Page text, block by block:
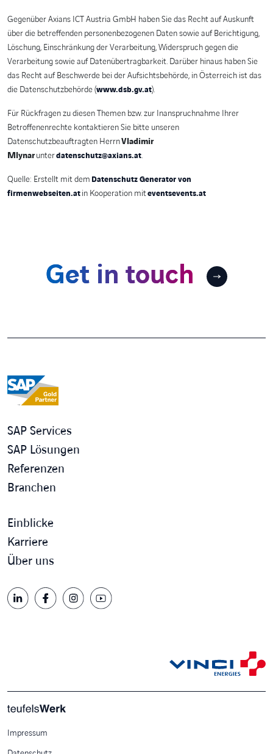
Gegenüber Axians ICT Austria GmbH haben Sie das Recht auf Auskunft
über die betreffenden personenbezogenen Daten sowie auf Berichtigung,
Löschung, Einschränkung der Verarbeitung, Widerspruch gegen die
Verarbeitung sowie auf Datenübertragbarkeit. Darüber hinaus haben Sie
das Recht auf Beschwerde bei der Aufsichtsbehörde, in Österreich ist das
die Datenschutzbehörde (www.dsb.gv.at).
Für Rückfragen zu diesen Themen bzw. zur Inanspruchnahme Ihrer
Betroffenenrechte kontaktieren Sie bitte unseren
Datenschutzbeauftragten HerrnVladimir
Mlynarunterdatenschutz@axians.at.
Quelle: Erstellt mit dem Datenschutz Generator von
firmenwebseiten.atin Kooperation miteventsevents.at
Get in touch
SAP Services
SAP Lösungen
Referenzen
Branchen
Einblicke
Karriere
Über uns
Impressum